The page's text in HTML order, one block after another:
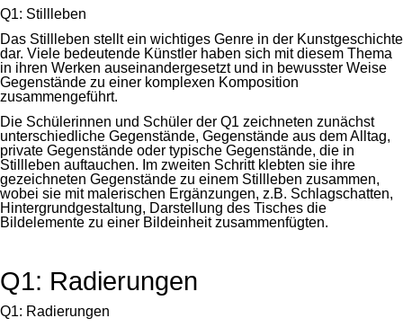
Q1: Stillleben
Das Stillleben stellt ein wichtiges Genre in der Kunstgeschichte
dar. Viele bedeutende Künstler haben sich mit diesem Thema
in ihren Werken auseinandergesetzt und in bewusster Weise
Gegenstände zu einer komplexen Komposition
zusammengeführt.
Die Schülerinnen und Schüler der Q1 zeichneten zunächst
unterschiedliche Gegenstände, Gegenstände aus dem Alltag,
private Gegenstände oder typische Gegenstände, die in
Stillleben auftauchen. Im zweiten Schritt klebten sie ihre
gezeichneten Gegenstände zu einem Stillleben zusammen,
wobei sie mit malerischen Ergänzungen, z.B. Schlagschatten,
Hintergrundgestaltung, Darstellung des Tisches die
Bildelemente zu einer Bildeinheit zusammenfügten.
Q1: Radierungen
Q1: Radierungen